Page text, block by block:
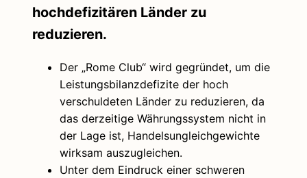
hochdefizitären Länder zu
reduzieren.
Der „Rome Club“ wird gegründet, um die
Leistungsbilanzdefizite der hoch
verschuldeten Länder zu reduzieren, da
das derzeitige Währungssystem nicht in
der Lage ist, Handelsungleichgewichte
wirksam auszugleichen.
Unter dem Eindruck einer schweren